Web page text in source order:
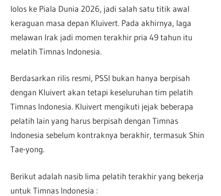
lolos ke Piala Dunia 2026, jadi salah satu titik awal
keraguan masa depan Kluivert. Pada akhirnya, laga
melawan Irak jadi momen terakhir pria 49 tahun itu
melatih Timnas Indonesia.
Berdasarkan rilis resmi, PSSI bukan hanya berpisah
dengan Kluivert akan tetapi keseluruhan tim pelatih
Timnas Indonesia. Kluivert mengikuti jejak beberapa
pelatih lain yang harus berpisah dengan Timnas
Indonesia sebelum kontraknya berakhir, termasuk Shin
Tae-yong.
Berikut adalah nasib lima pelatih terakhir yang bekerja
untuk Timnas Indonesia :